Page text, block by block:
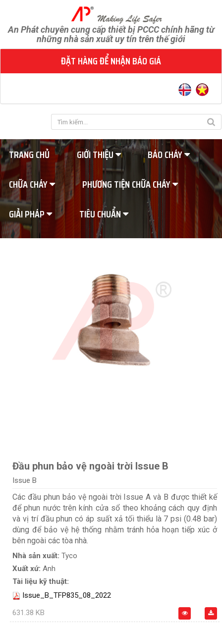
An Phát chuyên cung cấp thiết bị PCCC chính hãng từ
những nhà sản xuất uy tín trên thế giới
ĐẶT HÀNG ĐỂ NHẬN BÁO GIÁ
TRANG CHỦ GIỚI THIỆU
BÁO CHÁY
CHỮA CHÁY
PHƯƠNG TIỆN CHỮA CHÁY
GIẢI PHÁP
TIÊU CHUẨN
Đầu phun bảo vệ ngoài trời Issue B
Issue B
Các đầu phun bảo vệ ngoài trời Issue A và B được thiết kế
để phun nước trên kính cửa sổ theo khoảng cách quy định
và vị trí đầu phun có áp suất xả tối thiểu là 7 psi (0.48 bar)
dùng để bảo vệ hệ thống nhằm tránh hỏa hoạn tiếp xúc ở
bên ngoài các tòa nhà.
Nhà sản xuất: Tyco
Xuất xứ: Anh
Tài liệu kỹ thuật:
Issue_B_TFP835_08_2022
631.38 KB